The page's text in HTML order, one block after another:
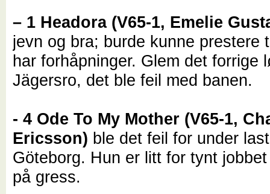
– 1 Headora (V65-1, Emelie
jevn og bra; burde kunne prestere
har forhåpninger. Glem det forrige
Jägersro, det ble feil med banen.
- 4 Ode To My Mother (V65-1,
Ericsson) ble det feil for under
Göteborg. Hun er litt for tynt
på gress.